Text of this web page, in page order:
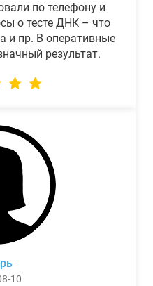
по телефону и
о тесте ДНК – что
и пр. В оперативные
результат.
10